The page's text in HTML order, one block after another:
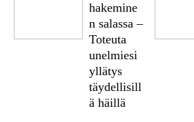
hakemine
n salassa –
Toteuta
unelmiesi
yllätys
täydellisill
ä häillä